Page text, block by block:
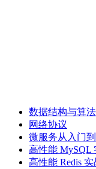
数据结构与算法
网络协议
微服务从入门
高性能 MySQL
高性能 Redis 实